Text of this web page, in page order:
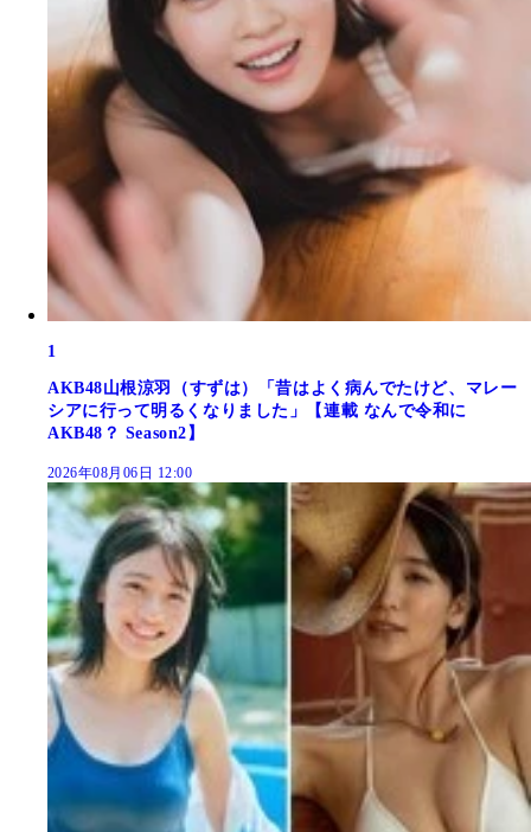
1
AKB48山根涼羽（すずは）「昔はよく病んでたけど、マレー
シアに行って明るくなりました」【連載 なんで令和に
AKB48？ Season2】
2026年08月06日 12:00